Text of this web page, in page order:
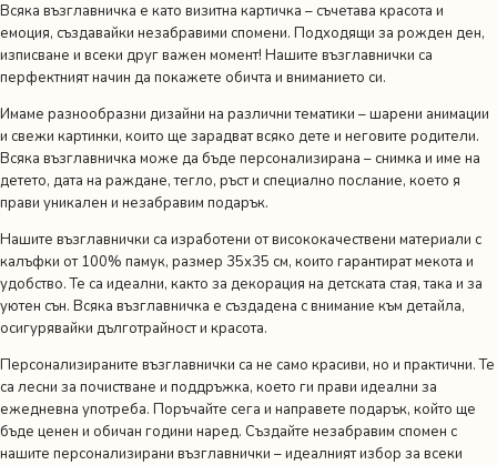
Всяка възглавничка е като визитна картичка – съчетава красота и
емоция, създавайки незабравими спомени. Подходящи за рожден ден,
изписване и всеки друг важен момент! Нашите възглавнички са
перфектният начин да покажете обичта и вниманието си.
Имаме разнообразни дизайни на различни тематики – шарени анимации
и свежи картинки, които ще зарадват всяко дете и неговите родители.
Всяка възглавничка може да бъде персонализирана – снимка и име на
детето, дата на раждане, тегло, ръст и специално послание, което я
прави уникален и незабравим подарък.
Нашите възглавнички са изработени от висококачествени материали с
калъфки от 100% памук, размер 35х35 см, които гарантират мекота и
удобство. Те са идеални, както за декорация на детската стая, така и за
уютен сън. Всяка възглавничка е създадена с внимание към детайла,
осигурявайки дълготрайност и красота.
Персонализираните възглавнички са не само красиви, но и практични. Те
са лесни за почистване и поддръжка, което ги прави идеални за
ежедневна употреба. Поръчайте сега и направете подарък, който ще
бъде ценен и обичан години наред. Създайте незабравим спомен с
нашите персонализирани възглавнички – идеалният избор за всеки